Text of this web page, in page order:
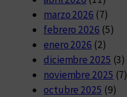
marzo 2026 (7)
febrero 2026 (5)
enero 2026 (2)
diciembre 2025 (3)
noviembre 2025 (7)
octubre 2025 (9)